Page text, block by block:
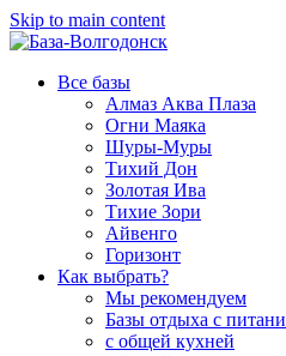
Skip to main content
Все базы
Алмаз Аква Плаза
Огни Маяка
Шуры-Муры
Тихий Дон
Золотая Ива
Тихие Зори
Айвенго
Горизонт
Как выбрать?
Мы рекомендуем
Базы отдыха с
с общей кухней